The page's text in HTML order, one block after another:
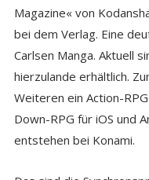
Magazine« von
bei dem Verlag. Eine
Carlsen Manga. Aktuell
hierzulande erhältlich.
Weiteren ein Action-
Down-RPG für iOS und
entstehen bei Konami.